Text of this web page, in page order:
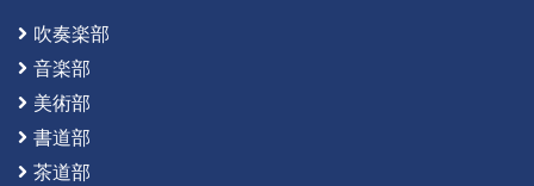
吹奏楽部
音楽部
美術部
書道部
茶道部